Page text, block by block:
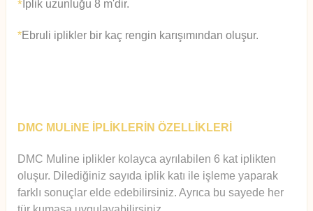
* İplik uzunluğu 8 m'dir.
*Ebruli iplikler bir kaç rengin karışımından oluşur.
DMC MULiNE İPLİKLERİN ÖZELLİKLERİ
DMC Muline iplikler kolayca ayrılabilen 6 kat iplikten
oluşur. Dilediğiniz sayıda iplik katı ile işleme yaparak
farklı sonuçlar elde edebilirsiniz. Ayrıca bu sayede her